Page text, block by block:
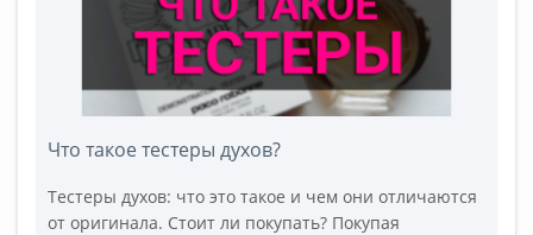
Что такое тестеры духов?
Тестеры духов: что это такое и чем они отличаются
от оригинала. Стоит ли покупать? Покупая